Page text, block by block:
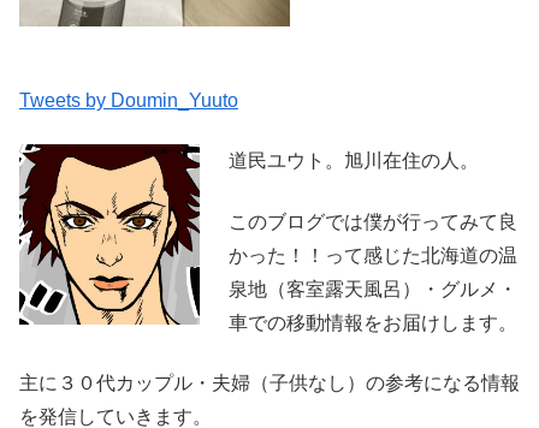
Tweets by Doumin_Yuuto
道民ユウト。旭川在住の人。
このブログでは僕が行ってみて良
かった！！って感じた北海道の温
泉地（客室露天風呂）・グルメ・
車での移動情報をお届けします。
主に３０代カップル・夫婦（子供なし）の参考になる情報
を発信していきます。